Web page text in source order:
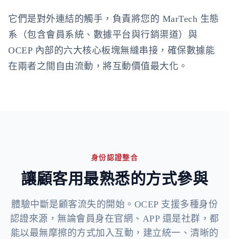
它們是對外連結的觸手，負責將您的 MarTech 生態
系（包含會員系統、數據平台與行銷渠道）與
OCEP 內部的六大核心板塊無縫串接，確保數據能
在兩者之間自由流動，將互動價值最大化。
身份認證整合
讓顧客用最熟悉的方式參與
體驗中斷是顧客流失的開始。OCEP 支援多種身份
認證來源，無論會員身在官網、APP 還是社群，都
能以最無摩擦的方式加入互動，建立統一、清晰的